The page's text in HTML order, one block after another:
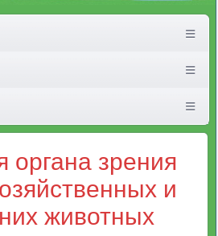
органа зрения
и
животных